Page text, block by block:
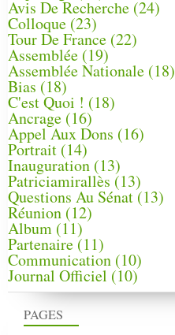
PAGES
Avis De Recherche (24)
Colloque (23)
Tour De France (22)
Assemblée (19)
Assemblée Nationale (18)
Bias (18)
C'est Quoi ! (18)
Ancrage (16)
Appel Aux Dons (16)
Portrait (14)
Inauguration (13)
Patriciamirallès (13)
Questions Au Sénat(13)
Réunion (12)
Album (11)
Partenaire(11)
Communication (10)
Journal Officiel (10)